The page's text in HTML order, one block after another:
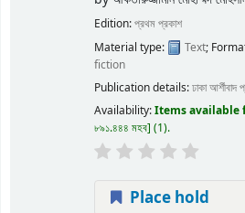
Edition:প্রথম প্রকাশ
Material type:
Text;
fiction
Publication details:ঢাকাআর্শীবাদ
Availability:Items available
৮৯১.৪৪৪ মহব (1).
Place hold